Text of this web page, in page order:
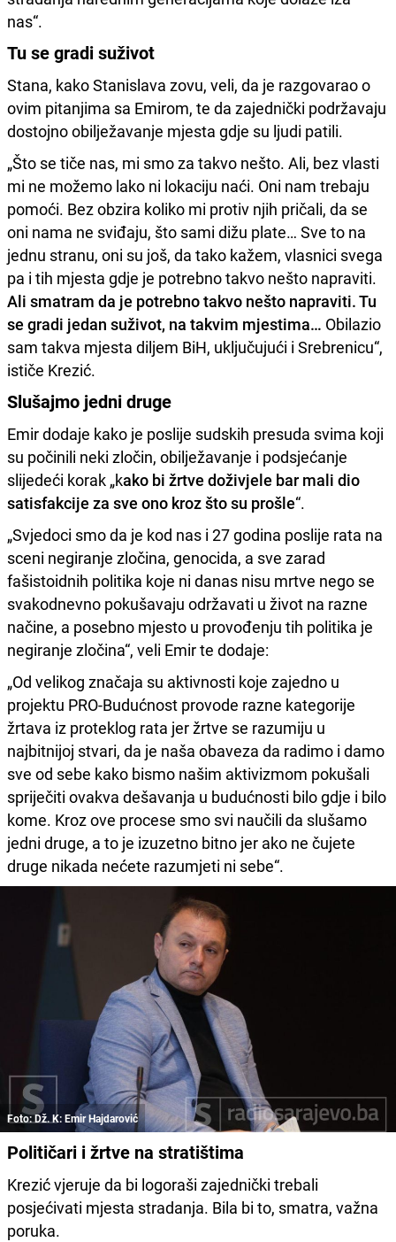
nas“.
Tu se gradi suživot
Stana, kako Stanislava zovu, veli, da je razgovarao o
ovim pitanjima sa Emirom, te da zajednički podržavaju
dostojno obilježavanje mjesta gdje su ljudi patili.
„Što se tiče nas, mi smo za takvo nešto. Ali, bez vlasti
mi ne možemo lako ni lokaciju naći. Oni nam trebaju
pomoći. Bez obzira koliko mi protiv njih pričali, da se
oni nama ne sviđaju, što sami dižu plate… Sve to na
jednu stranu, oni su još, da tako kažem, vlasnici svega
pa i tih mjesta gdje je potrebno takvo nešto napraviti.
Ali smatram da je potrebno takvo nešto napraviti. Tu
se gradi jedan suživot, na takvim mjestima… Obilazio
sam takva mjesta diljem BiH, uključujući i Srebrenicu“,
ističe Krezić.
Slušajmo jedni druge
Emir dodaje kako je poslije sudskih presuda svima koji
su počinili neki zločin, obilježavanje i podsjećanje
slijedeći korak „kako bi žrtve doživjele bar mali dio
satisfakcije za sve ono kroz što su prošle“.
„Svjedoci smo da je kod nas i 27 godina poslije rata na
sceni negiranje zločina, genocida, a sve zarad
fašistoidnih politika koje ni danas nisu mrtve nego se
svakodnevno pokušavaju održavati u život na razne
načine, a posebno mjesto u provođenju tih politika je
negiranje zločina“, veli Emir te dodaje:
„Od velikog značaja su aktivnosti koje zajedno u
projektu PRO-Budućnost provode razne kategorije
žrtava iz proteklog rata jer žrtve se razumiju u
najbitnijoj stvari, da je naša obaveza da radimo i damo
sve od sebe kako bismo našim aktivizmom pokušali
spriječiti ovakva dešavanja u budućnosti bilo gdje i bilo
kome. Kroz ove procese smo svi naučili da slušamo
jedni druge, a to je izuzetno bitno jer ako ne čujete
druge nikada nećete razumjeti ni sebe“.
Foto: Dž. K: Emir Hajdarović
Političari i žrtve na stratištima
Krezić vjeruje da bi logoraši zajednički trebali
posjećivati mjesta stradanja. Bila bi to, smatra, važna
poruka.